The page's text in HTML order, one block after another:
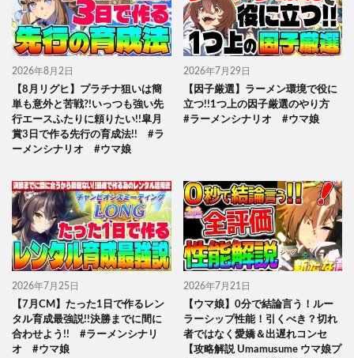
2026年8月2日
【8月リグヒ】プラチナ狙いは簡
単も意外と苦戦?!いっつも強い先
行エースふたりに頼りたい!!皐月
賞3日で作る先行の育成法!! #ラ
ーメンシナリオ #ウマ娘
2026年7月29日
【因子厳選】ラーメン環境で役に
立つ!!1つ上の因子厳選のやり方
#ラーメンシナリオ #ウマ娘
2026年7月25日
【7月CM】たった1日で作るレン
タル育成最強説!!決勝までに間に
合わせよう!! #ラーメンシナリ
オ #ウマ娘
2026年7月21日
【ウマ娘】0分で結論言う！ルー
ラーシップ性能！引くべき？切れ
者ではなく愛嬌＆出遅れコンセ
【攻略解説 Umamusume ウマ娘プ